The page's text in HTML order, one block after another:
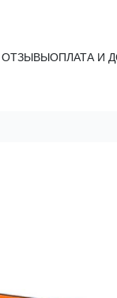
ОТЗЫВЫОПЛАТА И